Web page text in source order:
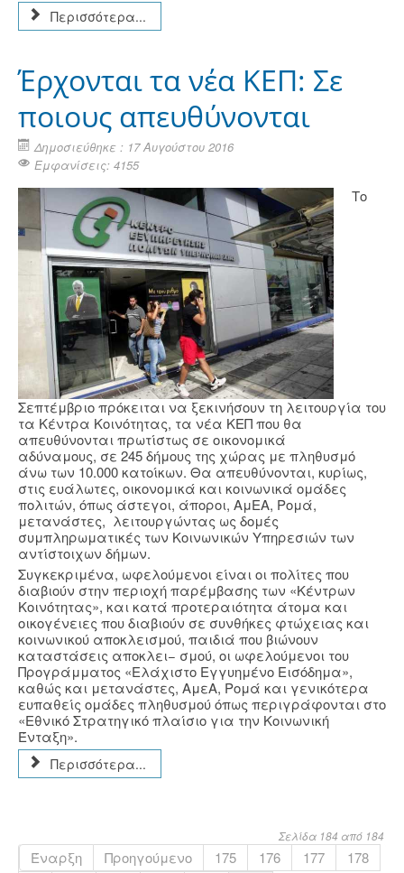
Περισσότερα...
Έρχονται τα νέα ΚΕΠ: Σε
ποιους απευθύνονται
Δημοσιεύθηκε : 17 Αυγούστου 2016
Εμφανίσεις: 4155
Το
Σεπτέμβριο πρόκειται να ξεκινήσουν τη λειτουργία του
τα Κέντρα Κοινότητας, τα νέα ΚΕΠ που θα
απευθύνονται πρωτίστως σε οικονομικά
αδύναμους, σε 245 δήμους της χώρας με πληθυσμό
άνω των 10.000 κατοίκων. Θα απευθύνονται, κυρίως,
στις ευάλωτες, οικονομικά και κοινωνικά ομάδες
πολιτών, όπως άστεγοι, άποροι, ΑμΕΑ, Ρομά,
μετανάστες, λειτουργώντας ως δομές
συμπληρωματικές των Κοινωνικών Υπηρεσιών των
αντίστοιχων δήμων.
Συγκεκριμένα, ωφελούμενοι είναι οι πολίτες που
διαβιούν στην περιοχή παρέμβασης των «Κέντρων
Κοινότητας», και κατά προτεραιότητα άτομα και
οικογένειες που διαβιούν σε συνθήκες φτώχειας και
κοινωνικού αποκλεισμού, παιδιά που βιώνουν
καταστάσεις αποκλει− σμού, οι ωφελούμενοι του
Προγράμματος «Ελάχιστο Εγγυημένο Εισόδημα»,
καθώς και μετανάστες, ΑμεΑ, Ρομά και γενικότερα
ευπαθείς ομάδες πληθυσμού όπως περιγράφονται στο
«Εθνικό Στρατηγικό πλαίσιο για την Κοινωνική
Ένταξη».
Περισσότερα...
Σελίδα 184 από 184
Έναρξη Προηγούμενο 175 176 177
178